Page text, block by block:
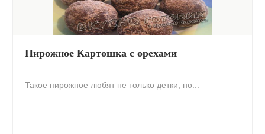
Пирожное Картошка с орехами
Такое пирожное любят не только детки, но...